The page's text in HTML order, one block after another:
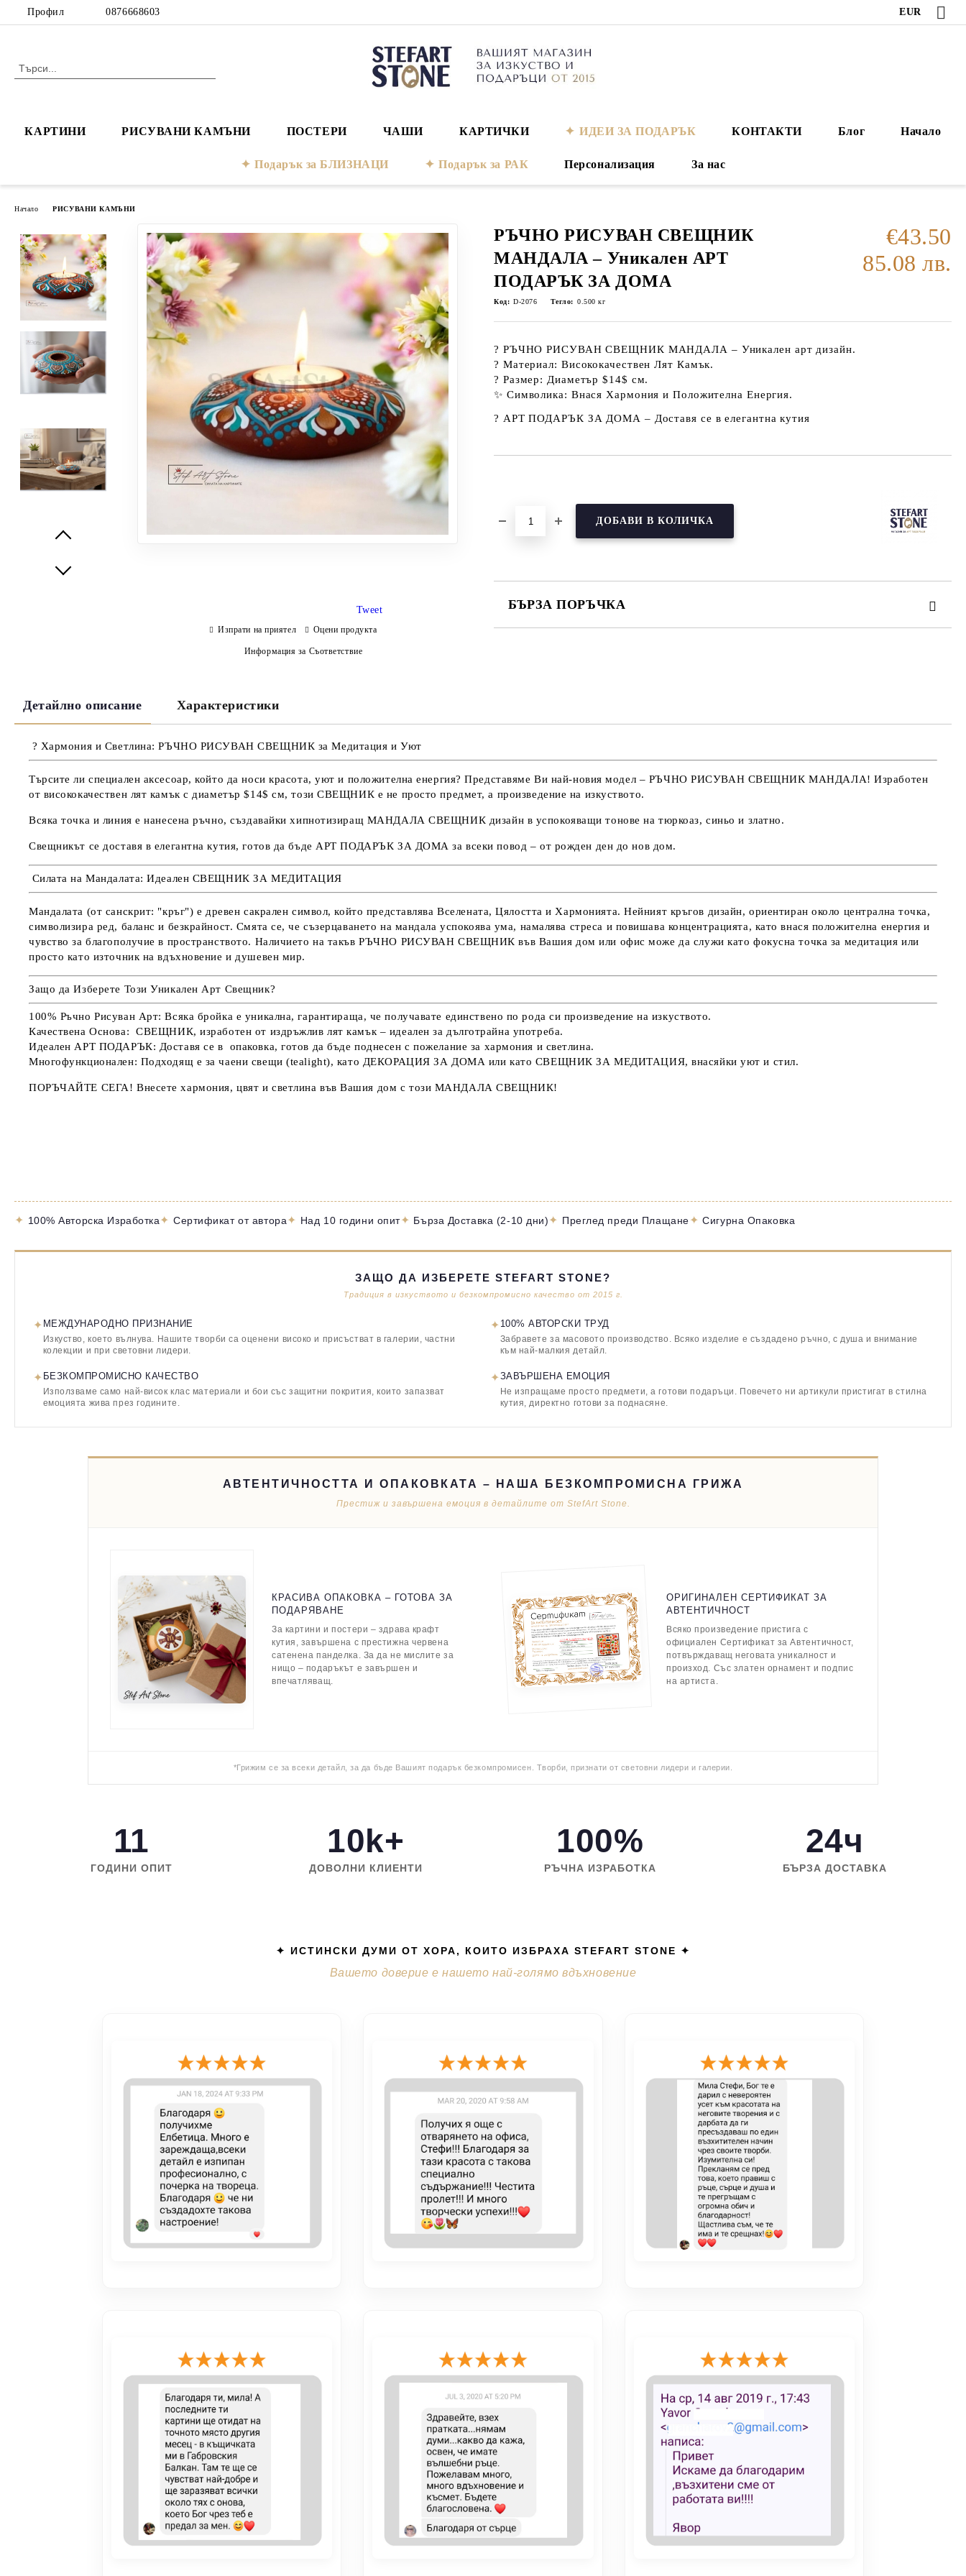
Профил 0876668603 EUR
КАРТИНИ РИСУВАНИ КАМЪНИ ПОСТЕРИ ЧАШИ КАРТИЧКИ ИДЕИ ЗА ПОДАРЪК КОНТАКТИ Блог Начало
Подарък за БЛИЗНАЦИ Подарък за РАК Персонализация За нас
Начало РИСУВАНИ КАМЪНИ
РЪЧНО РИСУВАН СВЕЩНИК
МАНДАЛА – Уникален АРТ
ПОДАРЪК ЗА ДОМА
€43.50
85.08 лв.
Код: D-2076 Тегло: 0.500 кг
? РЪЧНО РИСУВАН СВЕЩНИК МАНДАЛА – Уникален арт дизайн.
? Материал: Висококачествен Лят Камък.
? Размер: Диаметър $14$ см.
✨ Символика: Внася Хармония и Положителна Енергия.
? АРТ ПОДАРЪК ЗА ДОМА – Доставя се в елегантна кутия
БЪРЗА ПОРЪЧКА
Tweet
Изпрати на приятел Оцени продукта
Информация за Съответствие
Детайлно описание Характеристики
? Хармония и Светлина: РЪЧНО РИСУВАН СВЕЩНИК за Медитация и Уют
Търсите ли специален аксесоар, който да носи красота, уют и положителна енергия? Представяме Ви най-новия модел – РЪЧНО РИСУВАН СВЕЩНИК МАНДАЛА! Изработен
от висококачествен лят камък с диаметър $14$ см, този СВЕЩНИК е не просто предмет, а произведение на изкуството.
Всяка точка и линия е нанесена ръчно, създавайки хипнотизиращ МАНДАЛА СВЕЩНИК дизайн в успокояващи тонове на тюркоаз, синьо и златно.
Свещникът се доставя в елегантна кутия, готов да бъде АРТ ПОДАРЪК ЗА ДОМА за всеки повод – от рожден ден до нов дом.
Силата на Мандалата: Идеален СВЕЩНИК ЗА МЕДИТАЦИЯ
Мандалата (от санскрит: "кръг") е древен сакрален символ, който представляваВселената, Цялостта и Хармонията. Нейният кръгов дизайн, ориентиран около централна точка,
символизира ред, баланс и безкрайност. Смята се, че съзерцаването на мандалауспокоява ума, намалява стреса и повишава концентрацията, като внася положителна енергия и
чувство за благополучие в пространството. Наличието на такъвРЪЧНО РИСУВАН СВЕЩНИК във Вашия дом или офис може да служи като фокусна точка за медитация или
просто като източник на вдъхновение и душевен мир.
Защо да Изберете Този Уникален Арт Свещник?
100% Ръчно Рисуван Арт: Всяка бройка е уникална, гарантираща, че получавате единствено по рода си произведение на изкуството.
Качествена Основа:
СВЕЩНИК, изработен от издръжлив лят камък – идеален за дълготрайна употреба.
Идеален АРТ ПОДАРЪК: Доставя се в опаковка, готов да бъде поднесен с пожелание за хармония и светлина.
Многофункционален: Подходящ е за чаени свещи (tealight), като ДЕКОРАЦИЯ ЗА ДОМА или като СВЕЩНИК ЗА МЕДИТАЦИЯ, внасяйкиуют и стил.
ПОРЪЧАЙТЕ СЕГА! Внесетехармония, цвят и светлина във Вашия дом с този МАНДАЛА СВЕЩНИК!
✦ 100% Авторска Изработка✦ Сертификат от автора✦ Над 10 години опит✦ Бърза Доставка (2-10 дни)✦ Преглед преди Плащане✦ Сигурна Опаковка
ЗАЩО ДА ИЗБЕРЕТЕ STEFART STONE?
Традиция в изкуството и безкомпромисно качество от 2015 г.
✦ МЕЖДУНАРОДНО ПРИЗНАНИЕ
Изкуство, което вълнува. Нашите творби са оценени високо и присъстват в галерии, частни
колекции и при световни лидери.
✦ 100% АВТОРСКИ ТРУД
Забравете за масовото производство. Всяко изделие е създадено ръчно, с душа и внимание
към най-малкия детайл.
✦ БЕЗКОМПРОМИСНО КАЧЕСТВО
Използваме само най-висок клас материали и бои със защитни покрития, които запазват
емоцията жива през годините.
✦ЗАВЪРШЕНА ЕМОЦИЯ
Не изпращаме просто предмети, а готови подаръци. Повечето ни артикули пристигат в стилна
кутия, директно готови за поднасяне.
АВТЕНТИЧНОСТТА И ОПАКОВКАТА – НАША БЕЗКОМПРОМИСНА ГРИЖА
Престиж и завършена емоция в детайлите от StefArt Stone.
КРАСИВА ОПАКОВКА – ГОТОВА ЗА
ПОДАРЯВАНЕ
За картини и постери – здрава крафт
кутия, завършена с престижна червена
сатенена панделка. За да не мислите за
нищо – подаръкът е завършен и
впечатляващ.
ОРИГИНАЛЕН СЕРТИФИКАТ ЗА
АВТЕНТИЧНОСТ
Всяко произведение пристига с
официален Сертификат за Автентичност,
потвърждаващ неговата уникалност и
произход. Със златен орнамент и подпис
на артиста.
*Грижим се за всеки детайл, за да бъде Вашият подарък безкомпромисен. Творби, признати от световни лидери и галерии.
11
ГОДИНИ ОПИТ
10k+
ДОВОЛНИ КЛИЕНТИ
100%
РЪЧНА ИЗРАБОТКА
24ч
БЪРЗА ДОСТАВКА
✦ ИСТИНСКИ ДУМИ ОТ ХОРА, КОИТО ИЗБРАХА STEFART STONE ✦
Вашето доверие е нашето най-голямо вдъхновение